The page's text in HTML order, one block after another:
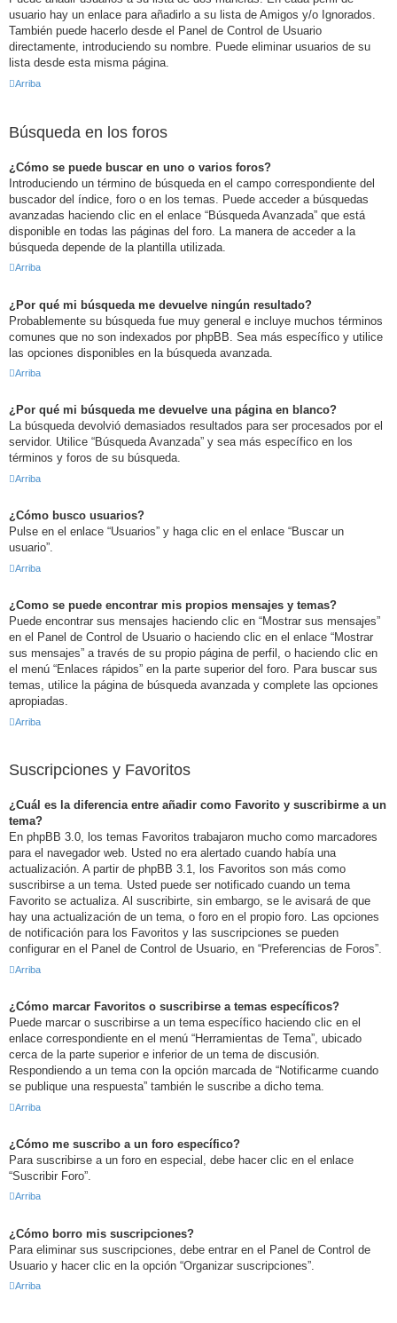
usuario hay un enlace para añadirlo a su lista de Amigos y/o Ignorados.
También puede hacerlo desde el Panel de Control de Usuario
directamente, introduciendo su nombre. Puede eliminar usuarios de su
lista desde esta misma página.
Arriba
Búsqueda en los foros
¿Cómo se puede buscar en uno o varios foros?
Introduciendo un término de búsqueda en el campo correspondiente del
buscador del índice, foro o en los temas. Puede acceder a búsquedas
avanzadas haciendo clic en el enlace “Búsqueda Avanzada” que está
disponible en todas las páginas del foro. La manera de acceder a la
búsqueda depende de la plantilla utilizada.
Arriba
¿Por qué mi búsqueda me devuelve ningún resultado?
Probablemente su búsqueda fue muy general e incluye muchos términos
comunes que no son indexados por phpBB. Sea más específico y utilice
las opciones disponibles en la búsqueda avanzada.
Arriba
¿Por qué mi búsqueda me devuelve una página en blanco?
La búsqueda devolvió demasiados resultados para ser procesados por el
servidor. Utilice “Búsqueda Avanzada” y sea más específico en los
términos y foros de su búsqueda.
Arriba
¿Cómo busco usuarios?
Pulse en el enlace “Usuarios” y haga clic en el enlace “Buscar un
usuario”.
Arriba
¿Como se puede encontrar mis propios mensajes y temas?
Puede encontrar sus mensajes haciendo clic en “Mostrar sus mensajes”
en el Panel de Control de Usuario o haciendo clic en el enlace “Mostrar
sus mensajes” a través de su propio página de perfil, o haciendo clic en
el menú “Enlaces rápidos” en la parte superior del foro. Para buscar sus
temas, utilice la página de búsqueda avanzada y complete las opciones
apropiadas.
Arriba
Suscripciones y Favoritos
¿Cuál es la diferencia entre añadir como Favorito y suscribirme a un
tema?
En phpBB 3.0, los temas Favoritos trabajaron mucho como marcadores
para el navegador web. Usted no era alertado cuando había una
actualización. A partir de phpBB 3.1, los Favoritos son más como
suscribirse a un tema. Usted puede ser notificado cuando un tema
Favorito se actualiza. Al suscribirte, sin embargo, se le avisará de que
hay una actualización de un tema, o foro en el propio foro. Las opciones
de notificación para los Favoritos y las suscripciones se pueden
configurar en el Panel de Control de Usuario, en “Preferencias de Foros”.
Arriba
¿Cómo marcar Favoritos o suscribirse a temas específicos?
Puede marcar o suscribirse a un tema específico haciendo clic en el
enlace correspondiente en el menú “Herramientas de Tema”, ubicado
cerca de la parte superior e inferior de un tema de discusión.
Respondiendo a un tema con la opción marcada de “Notificarme cuando
se publique una respuesta” también le suscribe a dicho tema.
Arriba
¿Cómo me suscribo a un foro específico?
Para suscribirse a un foro en especial, debe hacer clic en el enlace
“Suscribir Foro”.
Arriba
¿Cómo borro mis suscripciones?
Para eliminar sus suscripciones, debe entrar en el Panel de Control de
Usuario y hacer clic en la opción “Organizar suscripciones”.
Arriba